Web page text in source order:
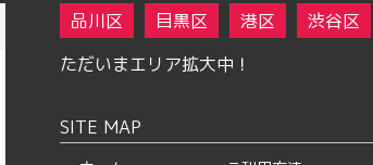
品川区
目黒区 港区 渋谷区
ただいまエリア拡大中！
SITE MAP